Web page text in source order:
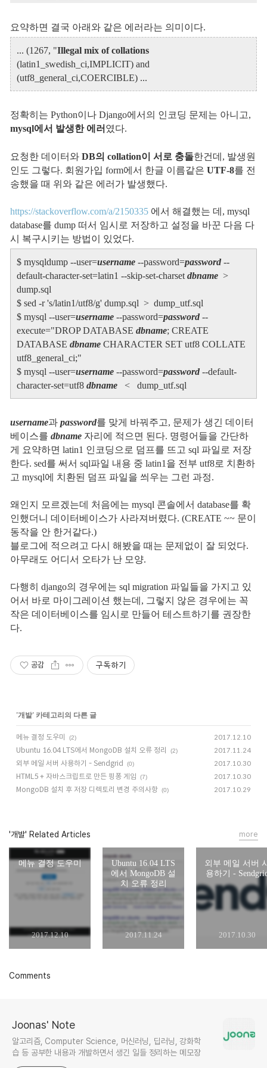
요약하면 결국 아래와 같은 에러라는 의미이다.
... (1267, "Illegal mix of collations
(latin1_swedish_ci,IMPLICIT) and
(utf8_general_ci,COERCIBLE) ...
정확히는 Python이나 Django에서의 인코딩 문제는 아니고,
mysql에서 발생한 에러 였다.
요청한 데이터와 DB의 collation이 서로 충돌한건데, 발생원
인도 그렇다. 회원가입 form에서 한글 이름같은 UTF-8를 전
송했을 때 위와 같은 에러가 발생했다.
https://stackoverflow.com/a/2150335 에서 해결했는 데, mysql
database를 dump 떠서 임시로 저장하고 설정을 바꾼 다음 다
시 복구시키는 방법이 있었다.
$ mysqldump --user=username --password=password --
default-character-set=latin1 --skip-set-charset dbname >
dump.sql
$ sed -r 's/latin1/utf8/g' dump.sql > dump_utf.sql
$ mysql --user=username --password=password --
execute="DROP DATABASE dbname; CREATE
DATABASE dbname CHARACTER SET utf8 COLLATE
utf8_general_ci;"
$ mysql --user=username --password=password --default-
character-set=utf8 dbname < dump_utf.sql
username과 password를 맞게 바꿔주고, 문제가 생긴 데이터
베이스를 dbname 자리에 적으면 된다. 명령어들을 간단하
게 요약하면 latin1 인코딩으로 덤프를 뜨고 sql 파일로 저장
한다. sed를 써서 sql파일 내용 중 latin1을 전부 utf8로 치환하
고 mysql에 치환된 덤프 파일을 씌우는 그런 과정.
왜인지 모르겠는데 처음에는 mysql 콘솔에서 database를 확
인했더니 데이터베이스가 사라져버렸다. (CREATE ~~ 문이
동작을 안 한거같다.)
블로그에 적으려고 다시 해봤을 때는 문제없이 잘 되었다.
아무래도 어디서 오타가 난 모양.
다행히 django의 경우에는 sql migration 파일들을 가지고 있
어서 바로 마이그레이션 했는데, 그렇지 않은 경우에는 꼭
작은 데이터베이스를 임시로 만들어 테스트하기를 권장한
다.
공감 구독하기
'개발' 카테고리의 다른 글
메뉴 결정 도우미 (2) 2017.12.10
Ubuntu 16.04 LTS에서 MongoDB 설치 오류 정리 (2) 2017.11.24
외부 메일 서버 사용하기 - Sendgrid (0) 2017.10.30
HTML5 + 자바스크립트로 만든 핑퐁 게임 (7) 2017.10.30
MongoDB 설치 후 저장 디렉토리 변경 주의사항 (0) 2017.10.29
'개발' Related Articles
메뉴 결정 도우미
2017.12.10
Ubuntu 16.04 LTS
에서 MongoDB 설
치 오류 정리
2017.11.24
외부 메일 서버
용하기 -
2017.10.30
more
Comments
Joonas' Note
알고리즘, Computer Science, 머신러닝, 딥러닝, 강화학
습 등 공부한 내용과 개발하면서 생긴 일들 정리하는 메모장